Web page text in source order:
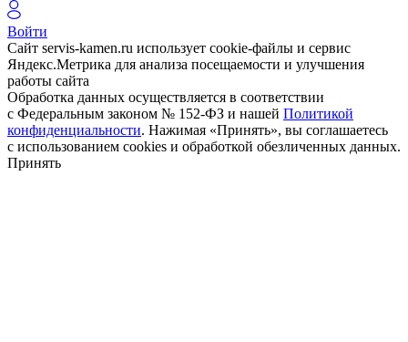
Войти
Сайт servis-kamen.ru использует cookie-файлы и сервис
Яндекс.Метрика для анализа посещаемости и улучшения
работы сайта
Обработка данных осуществляется в соответствии
с Федеральным законом № 152-ФЗ и нашей Политикой
конфиденциальности. Нажимая «Принять», вы соглашаетесь
с использованием cookies и обработкой обезличенных данных.
Принять